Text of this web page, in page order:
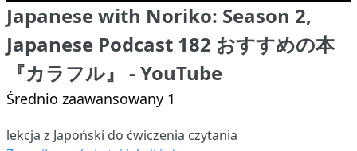
Japanese with Noriko: Season 2,
Japanese Podcast 182 おすすめの本
『カラフル』 - YouTube
Średnio zaawansowany 1
lekcja z Japoński do ćwiczenia czytania